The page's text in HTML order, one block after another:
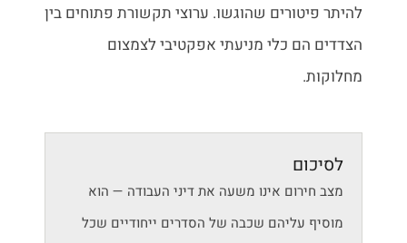
להיתר פיטורים שהוגשו. ערוצי תקשורת פתוחים בין
הצדדים הם כלי מניעתי אפקטיבי לצמצום
מחלוקות.
לסיכום
מצב חירום אינו משעה את דיני העבודה — הוא
מוסיף עליהם שכבה של הסדרים ייחודיים שכל